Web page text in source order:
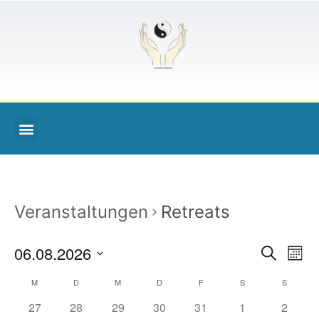
Veranstaltungen Retreats
und
Suche
Monat
06.08.2026
wählen.
Kalender
M D M D F S S
0 Veranstaltungen,
27 0 Veranstaltungen,
28 0 Veranstaltungen,
29 0 Veranstaltungen,
30 0 Veranstaltungen,
31 0
1 0
2